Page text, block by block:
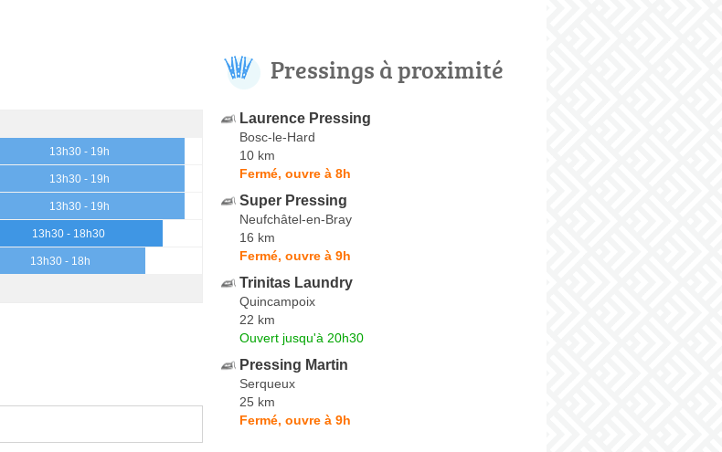
13h30 - 19h
13h30 - 19h
13h30 - 19h
13h30 - 18h30
13h30 - 18h
Pressings à proximité
Laurence Pressing
Bosc-le-Hard
10 km
Fermé, ouvre à 8h
Super Pressing
Neufchâtel-en-Bray
16 km
Fermé, ouvre à 9h
Trinitas Laundry
Quincampoix
22 km
Ouvert jusqu'à 20h30
Pressing Martin
Serqueux
25 km
Fermé, ouvre à 9h